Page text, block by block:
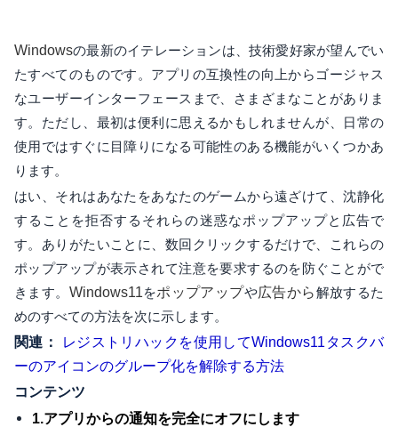
Windowsの最新のイテレーションは、技術愛好家が望んでい
たすべてのものです。アプリの互換性の向上からゴージャス
なユーザーインターフェースまで、さまざまなことがありま
す。ただし、最初は便利に思えるかもしれませんが、日常の
使用ではすぐに目障りになる可能性のある機能がいくつかあ
ります。
はい、それはあなたをあなたのゲームから遠ざけて、沈静化
することを拒否するそれらの迷惑なポップアップと広告で
す。ありがたいことに、数回クリックするだけで、これらの
ポップアップが表示されて注意を要求するのを防ぐことがで
きます。 Windows11をポップアップや広告から解放するた
めのすべての方法を次に示します。
関連：
レジストリハックを使用してWindows11タスクバ
ーのアイコンのグループ化を解除する方法
コンテンツ
1.アプリからの通知を完全にオフにします